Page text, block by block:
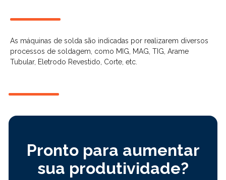
As máquinas de solda são indicadas por realizarem diversos
processos de soldagem, como MIG, MAG, TIG, Arame
Tubular, Eletrodo Revestido, Corte, etc.
Pronto para aumentar
sua produtividade?